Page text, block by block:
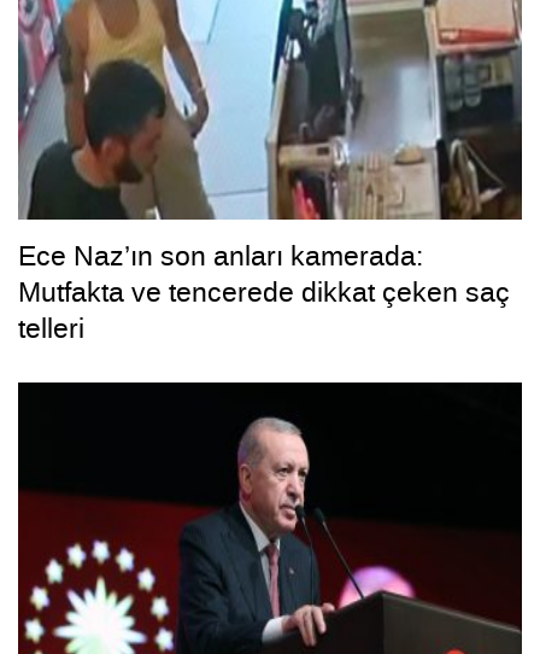
Ece Naz’ın son anları kamerada:
Mutfakta ve tencerede dikkat çeken saç
telleri